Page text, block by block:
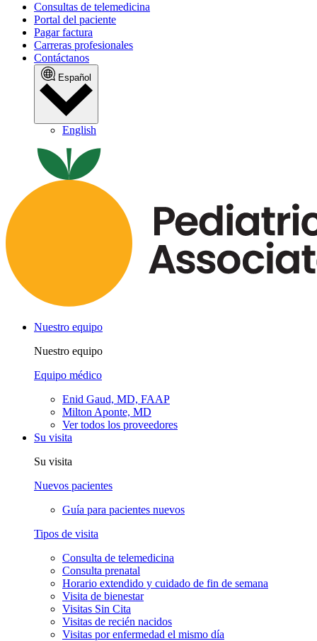
Consultas de telemedicina
Portal del paciente
Pagar factura
Carreras profesionales
Contáctanos
Español
English
Nuestro equipo
Nuestro equipo
Equipo médico
Enid Gaud, MD, FAAP
Milton Aponte, MD
Ver todos los proveedores
Su visita
Su visita
Nuevos pacientes
Guía para pacientes nuevos
Tipos de visita
Consulta de telemedicina
Consulta prenatal
Horario extendido y cuidado de fin de semana
Visita de bienestar
Visitas Sin Cita
Visitas de recién nacidos
Visitas por enfermedad el mismo día